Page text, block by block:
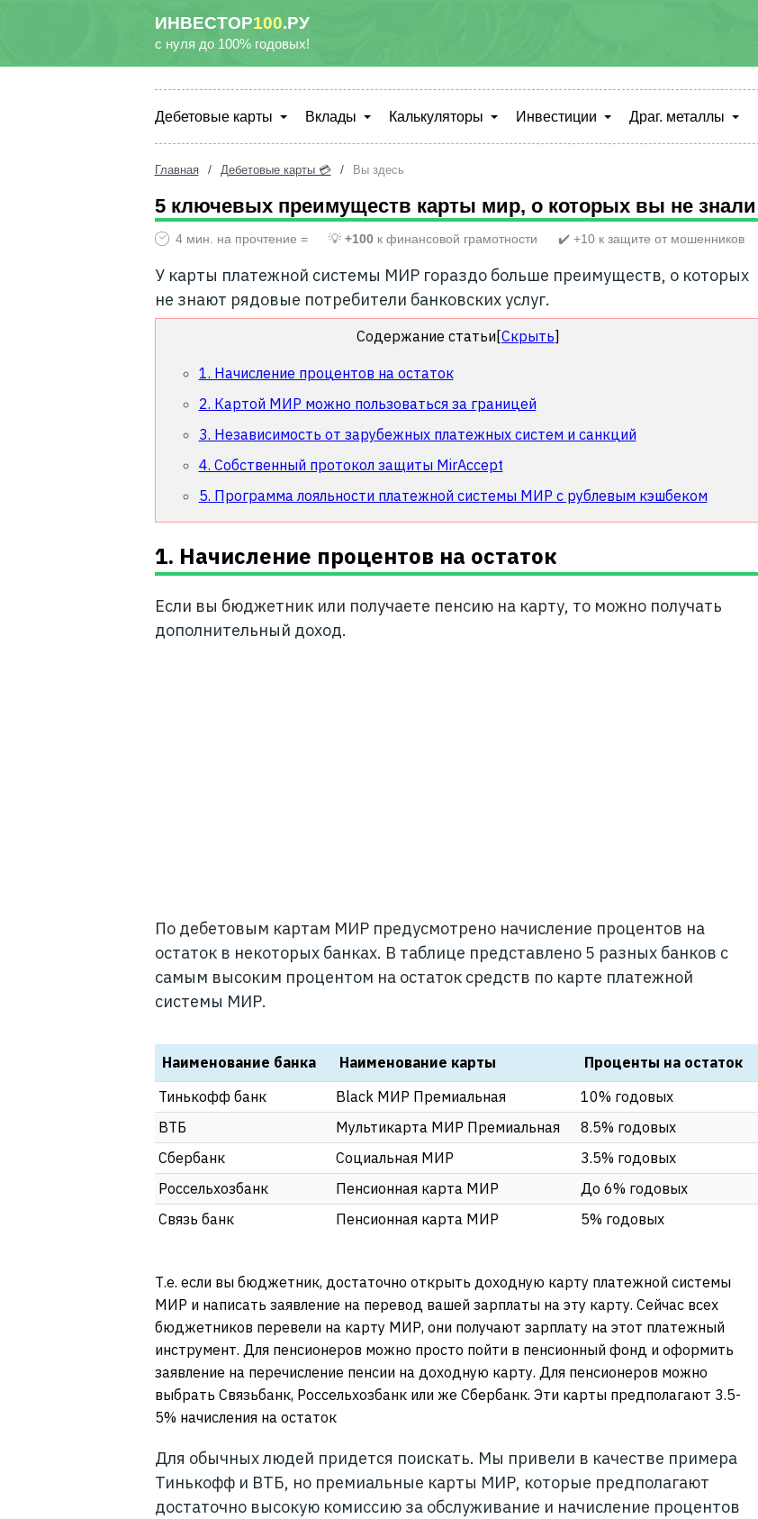
ИНВЕСТОР100.РУ
с нуля до 100% годовых!
Дебетовые карты Вклады Калькуляторы Инвестиции Драг. металлы
Главная / Дебетовые карты 💳 / Вы здесь
5 ключевых преимуществ карты мир, о которых вы не знали
4 мин. на прочтение = 💡 +100к финансовой грамотности ✔️ +10 к защите от мошенников
У карты платежной системы МИР гораздо больше преимуществ, о которых
не знают рядовые потребители банковских услуг.
Содержание статьи [Скрыть]
1. Начисление процентов на остаток
2. Картой МИР можно пользоваться за границей
3. Независимость от зарубежных платежных систем и санкций
4. Собственный протокол защиты MirAccept
5. Программа лояльности платежной системы МИР с рублевым кэшбеком
1. Начисление процентов на остаток
Если вы бюджетник или получаете пенсию на карту, то можно получать
дополнительный доход.
По дебетовым картам МИР предусмотрено начисление процентов на
остаток в некоторых банках. В таблице представлено 5 разных банков с
самым высоким процентом на остаток средств по карте платежной
системы МИР.
Наименование банка Наименование карты
Проценты на остаток
Тинькофф банк
Black МИР Премиальная
10% годовых
ВТБ
Мультикарта МИР Премиальная
8.5% годовых
Сбербанк
Социальная МИР
3.5% годовых
Россельхозбанк
Пенсионная карта МИР
До 6% годовых
Связь банк
Пенсионная карта МИР 5% годовых
Т.е. если вы бюджетник, достаточно открыть доходную карту платежной системы
МИР и написать заявление на перевод вашей зарплаты на эту карту. Сейчас всех
бюджетников перевели на карту МИР, они получают зарплату на этот платежный
инструмент. Для пенсионеров можно просто пойти в пенсионный фонд и оформить
заявление на перечисление пенсии на доходную карту. Для пенсионеров можно
выбрать Связьбанк, Россельхозбанк или же Сбербанк. Эти карты предполагают 3.5-
5% начисления на остаток
Для обычных людей придется поискать. Мы привели в качестве примера
Тинькофф и ВТБ, но премиальные карты МИР, которые предполагают
достаточно высокую комиссию за обслуживание и начисление процентов